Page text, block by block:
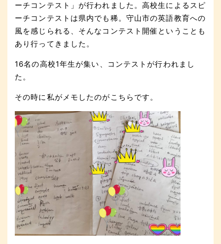
ーチコンテスト」が行われました。高校生によるスピ
ーチコンテストは県内でも稀。守山市の英語教育への
風を感じられる、そんなコンテスト開催ということも
あり行ってきました。
16名の高校1年生が集い、コンテストが行われまし
た。
その時に私がメモしたのがこちらです。